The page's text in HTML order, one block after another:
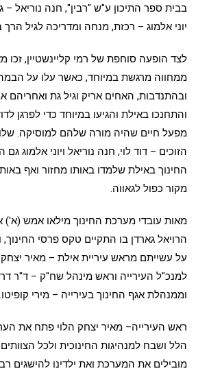
בבית ספר התיכון ע"ש "רבין", חנה נוריאל –
יוני אלמוג – רכזת, מנחה ומדריכה לגיל
לצד הופעה סוחפת של רמי קליינשטיין, זכו
ממחווה מרגשת במיוחד, כאשר עלו על
ובהתנדבות, האחים אריק וגיל גת ואחריהם
והתחנכו באילת והגיעו במיוחד כדי לפרגן
מפעל חיים שהיה מורה שלהם למוסיקה.
הזוכים – דוד לוי, חנה נוריאל ויוני אלמוג
החינוך באילת שלמדו באותו מחזור ואף
מקור כפול לגאווה.
מאות עובדי מערכת החינוך מילאו אמש (א')
הרויאל גארדן בו התקיים טקס פרסי החינוך,
על עשייתם מראש עיריית אילת – מאיר
למנכ"ל העירייה וראש מינהל שח"ק – ד"ר
וממנהלת אגף החינוך בעירייה – מירי קופיטו.
ראש העירייה– מאיר יצחק הלוי פתח את
הלל ושבח למנהיגות החינוכית ולכל
מובילים את המערכת ואת ילדינו להישגים